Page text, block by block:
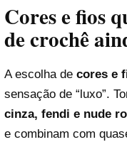
Cores e fios
de crochê
A escolha de cores e
sensação de “luxo”.
cinza, fendi e nude
e combinam com